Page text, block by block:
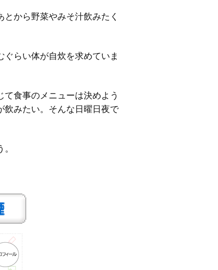
から野菜やみそ汁飲みたく
らい体が自炊を求めていま
食事のメニューは決めよう
飲みたい。そんな日曜日夜で